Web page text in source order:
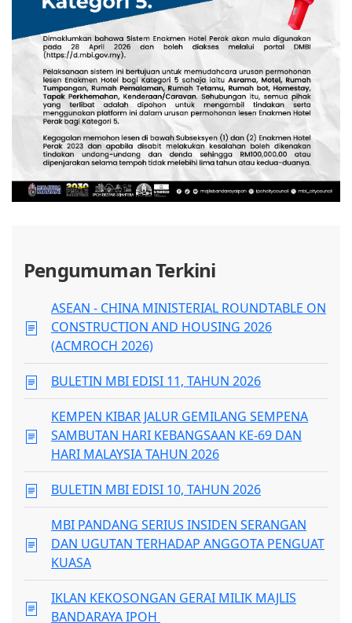
Pengumuman Terkini
ASEAN - CHINA MINISTERIAL ROUNDTABLE ON
CONSTRUCTION AND HOUSING 2026
(ACMROCH 2026)
BULETIN MBI EDISI 11, TAHUN 2026
KEMPEN KIBAR JALUR GEMILANG SEMPENA
SAMBUTAN HARI KEBANGSAAN KE-69 DAN
HARI MALAYSIA TAHUN 2026
BULETIN MBI EDISI 10, TAHUN 2026
MBI PANDANG SERIUS INSIDEN SERANGAN
DAN UGUTAN TERHADAP ANGGOTA PENGUAT
KUASA
IKLAN KEKOSONGAN GERAI MILIK MAJLIS
BANDARAYA IPOH